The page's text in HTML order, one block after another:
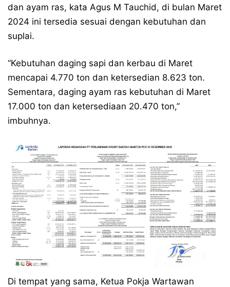
dan ayam ras, kata Agus M Tauchid, di bulan Maret
2024 ini tersedia sesuai dengan kebutuhan dan
suplai.
“Kebutuhan daging sapi dan kerbau di Maret
mencapai 4.770 ton dan ketersedian 8.623 ton.
Sementara, daging ayam ras kebutuhan di Maret
17.000 ton dan ketersediaan 20.470 ton,”
imbuhnya.
Di tempat yang sama, Ketua Pokja Wartawan